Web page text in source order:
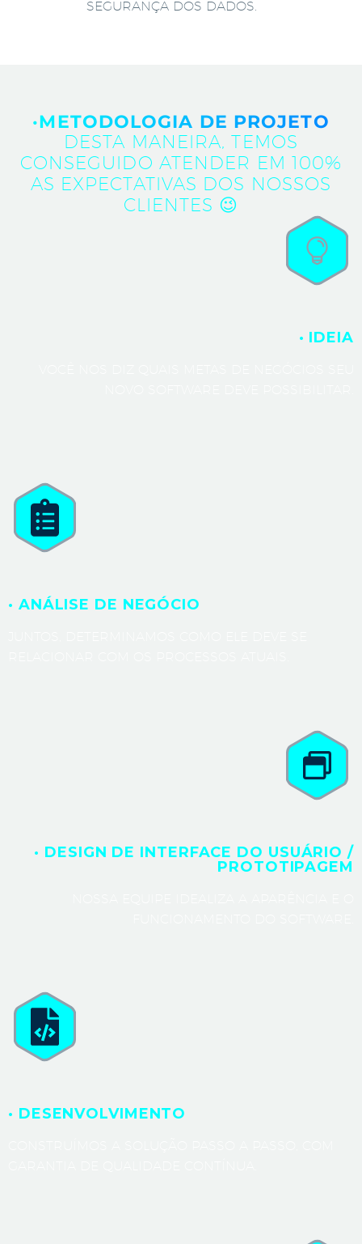
SEGURANÇA DOS DADOS.
·METODOLOGIA DE PROJETO
DESTA MANEIRA, TEMOS
CONSEGUIDO ATENDER EM 100%
AS EXPECTATIVAS DOS NOSSOS
CLIENTES 😉
· IDEIA
· ANÁLISE DE NEGÓCIO
· DESIGN DE INTERFACE DO USUÁRIO /
PROTOTIPAGEM
· DESENVOLVIMENTO